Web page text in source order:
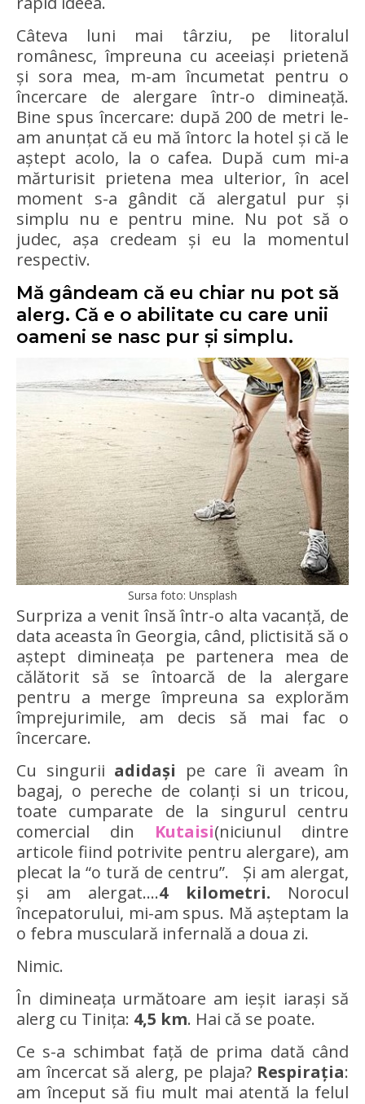
Câteva luni mai târziu, pe litoralul
românesc, împreuna cu aceeiași prietenă
și sora mea, m-am încumetat pentru o
încercare de alergare într-o dimineață.
Bine spus încercare: după 200 de metri le-
am anunțat că eu mă întorc la hotel și că le
aștept acolo, la o cafea. După cum mi-a
mărturisit prietena mea ulterior, în acel
moment s-a gândit că alergatul pur și
simplu nu e pentru mine. Nu pot să o
judec, așa credeam și eu la momentul
respectiv.
Mă gândeam că eu chiar nu pot să
alerg. Că e o abilitate cu care unii
oameni se nasc pur și simplu.
Sursa foto: Unsplash
Surpriza a venit însă într-o alta vacanță, de
data aceasta în Georgia, când, plictisită să o
aștept dimineața pe partenera mea de
călătorit să se întoarcă de la alergare
pentru a merge împreuna sa explorăm
împrejurimile, am decis să mai fac o
încercare.
Cu singurii adidași pe care îi aveam în
bagaj, o pereche de colanți si un tricou,
toate cumparate de la singurul centru
comercial din Kutaisi(niciunul dintre
articole fiind potrivite pentru alergare), am
plecat la “o tură de centru”. Și am alergat,
și am alergat….4 kilometri. Norocul
începatorului, mi-am spus. Mă așteptam la
o febra musculară infernală a doua zi.
Nimic.
În dimineața următoare am ieșit iarași să
alerg cu Tinița: 4,5 km. Hai că se poate.
Ce s-a schimbat față de prima dată când
am încercat să alerg, pe plaja? Respirația:
am început să fiu mult mai atentă la felul